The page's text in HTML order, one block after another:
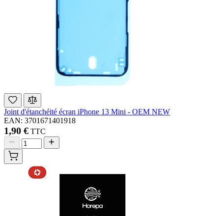
Joint d'étanchéité écran iPhone 13 Mini - OEM NEW
EAN: 3701671401918
1,90 € TTC